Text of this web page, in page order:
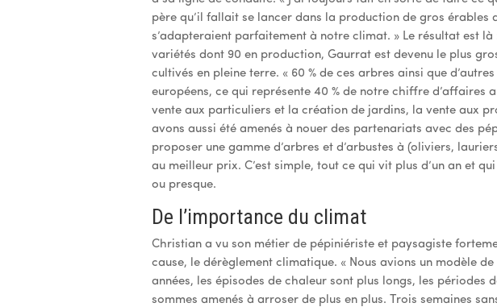
père qu’il fallait se lancer dans la production de gros érables
s’adapteraient parfaitement à notre climat. » Le résultat est là
variétés dont 90 en production, Gaurrat est devenu le plus
cultivés en pleine terre. « 60 % de ces arbres ainsi que
européens, ce qui représente 40 % de notre chiffre d’affaires
vente aux particuliers et la création de jardins, la vente aux
avons aussi été amenés à nouer des partenariats avec des
proposer une gamme d’arbres et d’arbustes à (oliviers,
au meilleur prix. C’est simple, tout ce qui vit plus d’un an et
ou presque.
De l’importance du climat
Christian a vu son métier de pépiniériste et paysagiste
cause, le dérèglement climatique. « Nous avions un modèle
années, les épisodes de chaleur sont plus longs, les périodes
sommes amenés à arroser de plus en plus. Trois semaines